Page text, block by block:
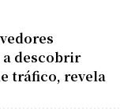
descobrir
tráfico, revela